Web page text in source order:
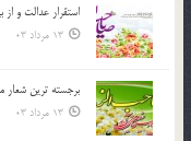
استقرار عدالت و
13 مرداد 03
برجسته ترين شعار
13 مرداد 03